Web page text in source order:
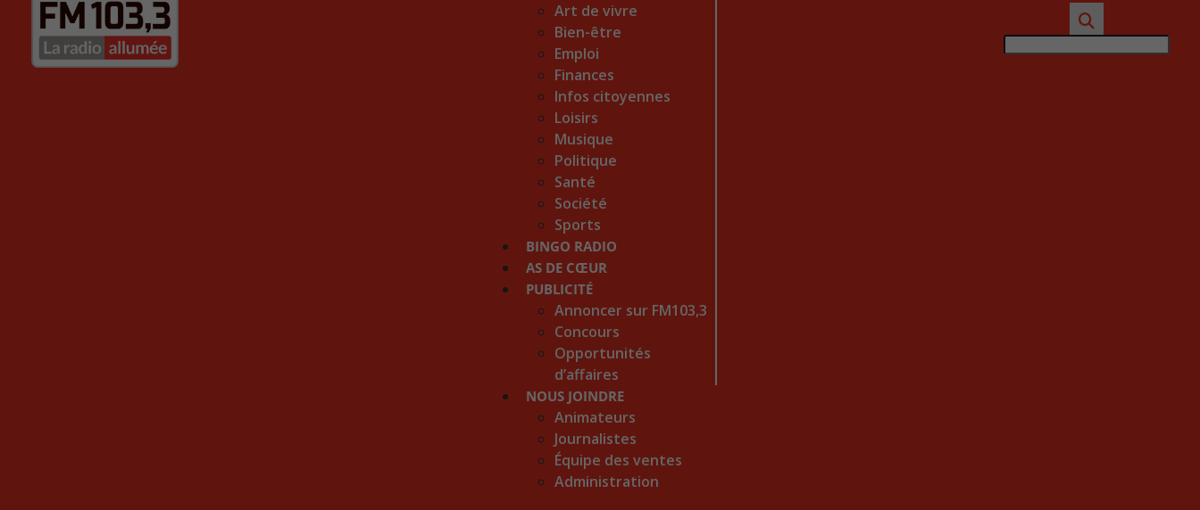
Art de vivre
Bien-être
Emploi
Finances
Infos citoyennes
Loisirs
Musique
Politique
Santé
Société
Sports
BINGO RADIO
AS DE CŒUR
PUBLICITÉ
Annoncer sur FM103,3
Concours
Opportunités
d’affaires
NOUS JOINDRE
Animateurs
Journalistes
Équipe des ventes
Administration